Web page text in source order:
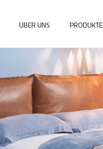
ÜBER UNS PRODUKTE